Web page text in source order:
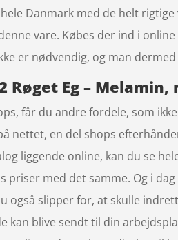
Danmark med de helt
vare. Købes der ind i
er nødvendig, og man
Røget Eg –
får du andre fordele, som
nettet, en del shops
liggende online, kan du se
priser med det samme. Og i
også slipper for, at skulle
blive sendt til din